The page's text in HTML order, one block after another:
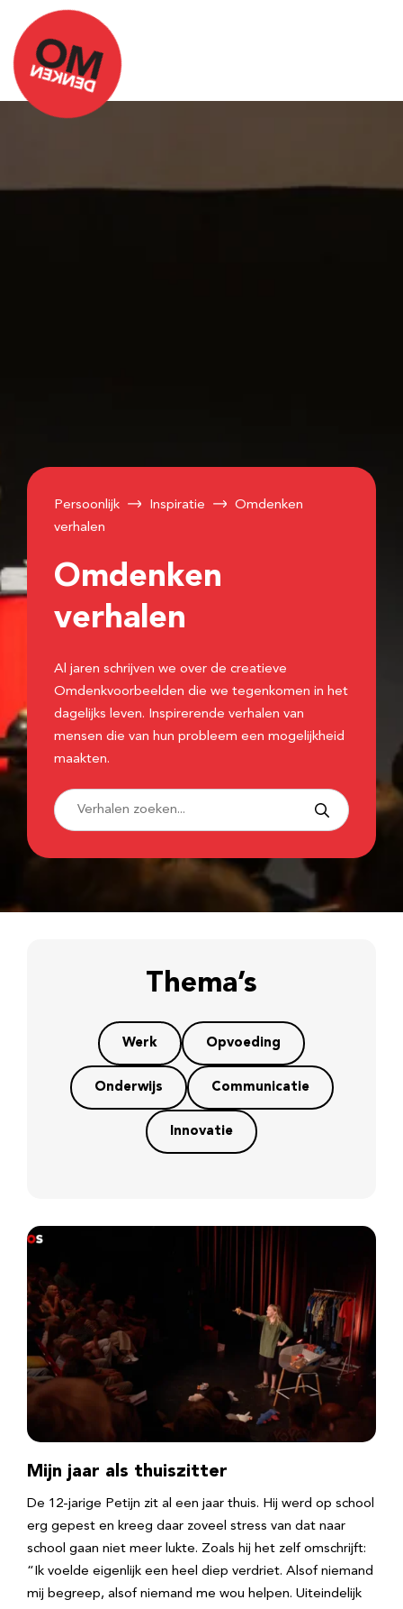
Persoonlijk Inspiratie
Omdenken
verhalen
Omdenken
verhalen
Al jaren schrijven we over de creatieve
Omdenkvoorbeelden die we tegenkomen in het
dagelijks leven. Inspirerende verhalen van
mensen die van hun probleem een mogelijkheid
maakten.
Thema’s
Werk Opvoeding
Onderwijs Communicatie
Innovatie
Mijn jaar als thuiszitter
De 12-jarige Petijn zit al een jaar thuis. Hij werd op school
erg gepest en kreeg daar zoveel stress van dat naar
school gaan niet meer lukte. Zoals hij het zelf omschrijft:
“Ik voelde eigenlijk een heel diep verdriet. Alsof niemand
mij begreep, alsof niemand me wou helpen. Uiteindelijk